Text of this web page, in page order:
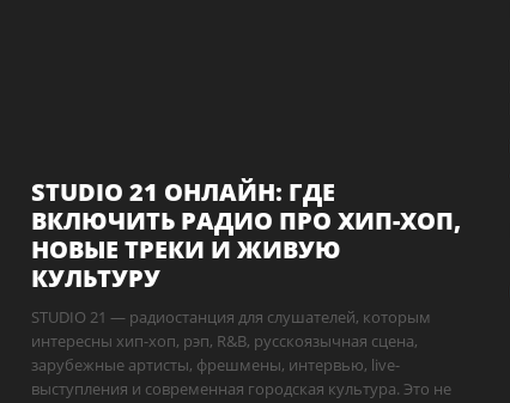
STUDIO 21 ОНЛАЙН: ГДЕ
ВКЛЮЧИТЬ РАДИО ПРО ХИП-ХОП,
НОВЫЕ ТРЕКИ И ЖИВУЮ
КУЛЬТУРУ
STUDIO 21 — радиостанция для слушателей, которым
интересны хип-хоп, рэп, R&B, русскоязычная сцена,
зарубежные артисты, фрешмены, интервью, live-
выступления и современная городская культура. Это не